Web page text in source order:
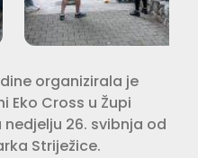
organizirala je
Cross u Župi
26. svibnja od
Striježice.